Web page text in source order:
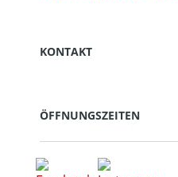
KONTAKT
ÖFFNUNGSZEITEN